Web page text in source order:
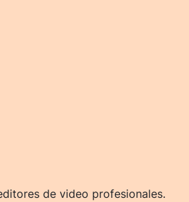
de video profesionales.